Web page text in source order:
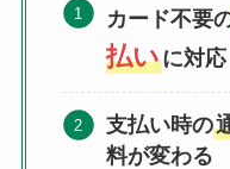
カード不要
払いに対応
支払い時の
料が変わる